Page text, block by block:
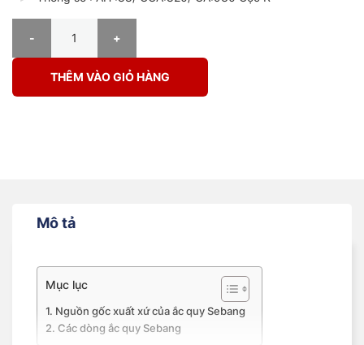
THÊM VÀO GIỎ HÀNG
Mô tả
Mục lục
Nguồn gốc xuất xứ của ắc quy Sebang
Các dòng ắc quy Sebang